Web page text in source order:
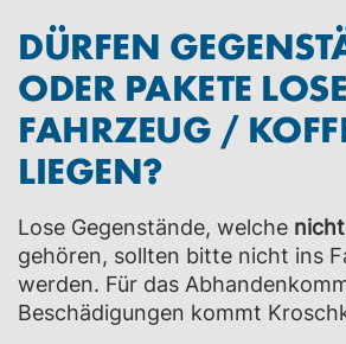
DÜRFEN
ODER PAKETE
FAHRZEUG /
LIEGEN?
Lose Gegenstände, welche nicht
gehören, sollten bitte nicht ins
werden. Für das
Beschädigungen kommt